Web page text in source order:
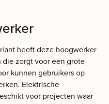
heeft deze hoogwerker
zorgt voor een grote
kunnen gebruikers op
Elektrische
voor projecten waar